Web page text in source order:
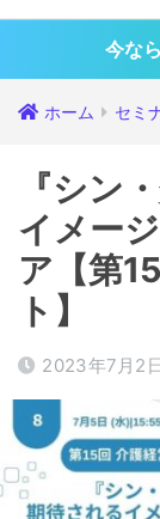
今な
ホーム セミ
『シン
イメー
ア【第
ト】
2023年7月2